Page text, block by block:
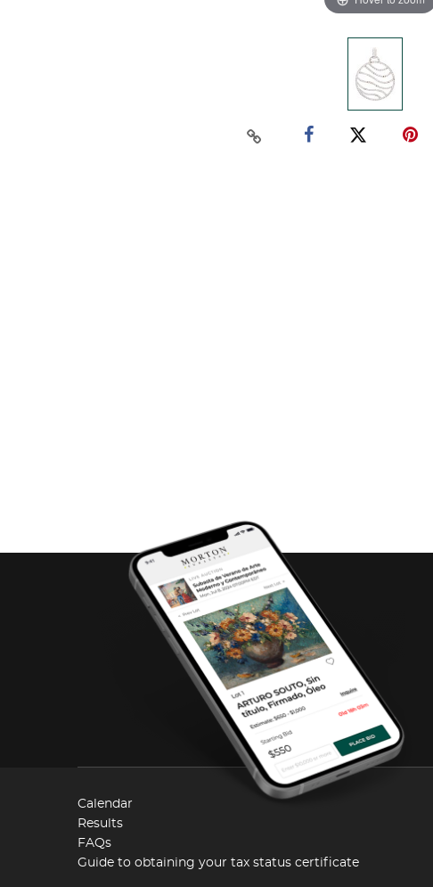
Calendar
Results
FAQs
Guide to obtaining your tax status certificate